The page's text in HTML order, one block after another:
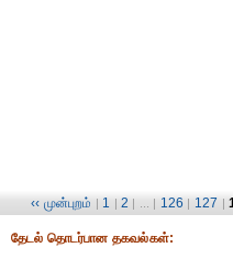
‹‹ முன்புறம் | 1 | 2 | ... | 126 | 127 |
தேட‌ல் தொட‌ர்பான தகவ‌ல்க‌ள்: